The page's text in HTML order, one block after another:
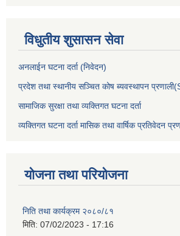
विधुतीय शुसासन सेवा
अनलाईन घटना दर्ता (निवेदन)
प्रदेश तथा स्थानीय सञ्चित कोष ब्यवस्थापन
सामाजिक सुरक्षा तथा व्यक्तिगत घटना दर्ता
व्यक्तिगत घटना दर्ता मासिक तथा वार्षिक प्रतिवेदन
योजना तथा परियोजना
निति तथा कार्यक्रम २०८०/८१
मिति: 07/02/2023 - 17:16